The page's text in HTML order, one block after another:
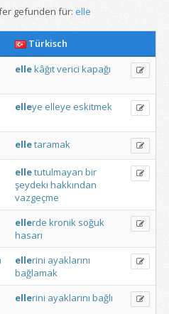
gefunden für: elle
Türkisch
ellekâğıtverici kapağı
elleye elleye eskitmek
elletaramak
elletutulmayan bir
şeydeki hakkından
vazgeçme
ellerde kronik soğuk
hasarı
ellerini ayaklarını
bağlamak
ellerini ayaklarını bağlı